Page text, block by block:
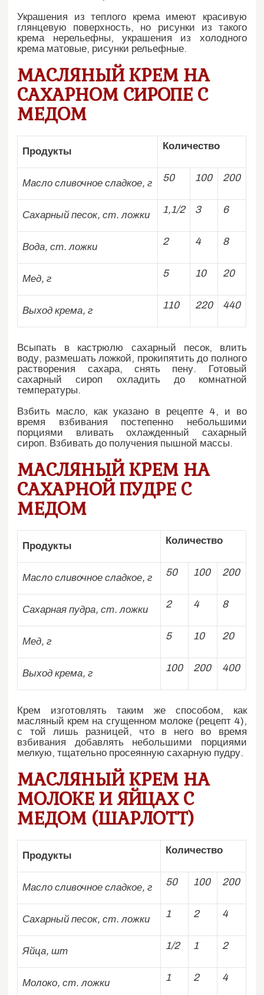
Украшения из теплого крема имеют красивую
глянцевую поверхность, но рисунки из такого
крема нерельефны, украшения из холодного
крема матовые, рисунки рельефные.
МАСЛЯНЫЙ КРЕМ НА
САХАРНОМ СИРОПЕ С
МЕДОМ
Продукты Количество
Масло сливочное сладкое, г 50 100 200
Сахарный песок, ст. ложки 1,1/2 3 6
Вода, ст. ложки 2 4 8
Мед, г 5 10 20
Выход крема, г 110 220 440
Всыпать в кастрюлю сахарный песок, влить
воду, размешать ложкой, прокипятить до полного
растворения сахара, снять пену. Готовый
сахарный сироп охладить до комнатной
температуры.
Взбить масло, как указано в рецепте 4, и во
время взбивания постепенно небольшими
порциями вливать охлажденный сахарный
сироп. Взбивать до получения пышной массы.
МАСЛЯНЫЙ КРЕМ НА
САХАРНОЙ ПУДРЕ С
МЕДОМ
Продукты Количество
Масло сливочное сладкое, г 50 100 200
Сахарная пудра, ст. ложки 2 4 8
Мед, г 5 10 20
Выход крема, г 100 200 400
Крем изготовлять таким же способом, как
масляный крем на сгущенном молоке (рецепт 4),
с той лишь разницей, что в него во время
взбивания добавлять небольшими порциями
мелкую, тщательно просеянную сахарную пудру.
МАСЛЯНЫЙ КРЕМ НА
МОЛОКЕ И ЯЙЦАХ С
МЕДОМ (ШАРЛОТТ)
Продукты Количество
Масло сливочное сладкое, г 50 100 200
Сахарный песок, ст. ложки 1 2 4
Яйца, шт 1/2 1 2
Молоко, ст. ложки 1 2 4